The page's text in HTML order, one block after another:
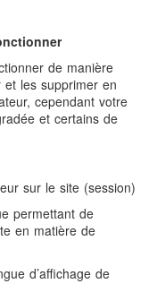
de manière
et les supprimer en
cependant votre
et certains de
sur le site (session)
permettant de
en matière de
d’affichage de